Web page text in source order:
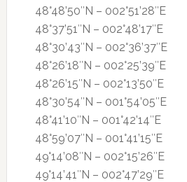
48°48’50″N – 002°51’28″E
48°37’51″N – 002°48’17″E
48°30’43″N – 002°36’37″E
48°26’18″N – 002°25’39″E
48°26’15″N – 002°13’50″E
48°30’54″N – 001°54’05″E
48°41’10″N – 001°42’14″E
48°59’07″N – 001°41’15″E
49°14’08″N – 002°15’26″E
49°14’41″N – 002°47’29″E